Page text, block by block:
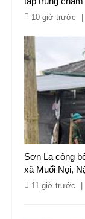
10 giờ trước
Sơn La công
xã Muổi Nọi,
11 giờ trước